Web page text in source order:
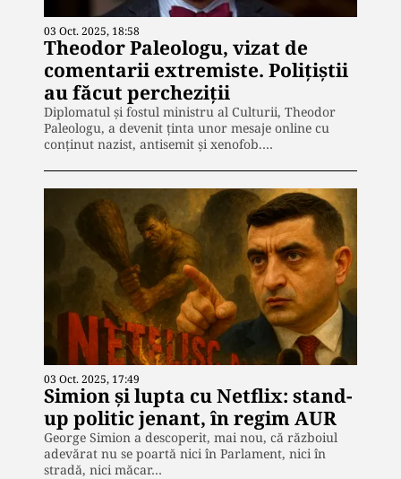
03 Oct. 2025, 18:58
Theodor Paleologu, vizat de
comentarii extremiste. Polițiștii
au făcut percheziții
Diplomatul și fostul ministru al Culturii, Theodor
Paleologu, a devenit ținta unor mesaje online cu
conținut nazist, antisemit și xenofob.…
03 Oct. 2025, 17:49
Simion și lupta cu Netflix: stand-
up politic jenant, în regim AUR
George Simion a descoperit, mai nou, că războiul
adevărat nu se poartă nici în Parlament, nici în
stradă, nici măcar…